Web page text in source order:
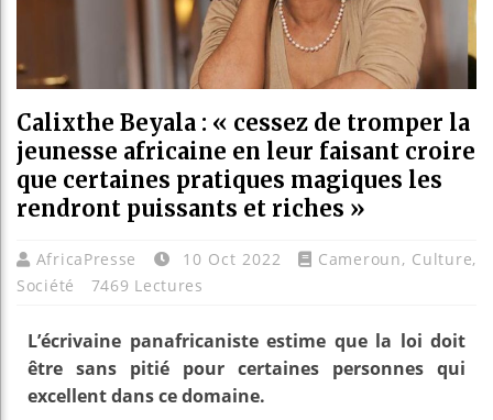
Calixthe Beyala : « cessez de tromper la
jeunesse africaine en leur faisant croire
que certaines pratiques magiques les
rendront puissants et riches »
AfricaPresse 10 Oct 2022 Cameroun, Culture,
Société
7469 Lectures
L’écrivaine panafricaniste estime que la loi doit
être sans pitié pour certaines personnes qui
excellent dans ce domaine.